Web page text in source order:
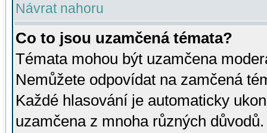
Návrat nahoru
Co to jsou uzamčená témata?
Témata mohou být uzamčena
Nemůžete odpovídat na zamčená
Každé hlasování je automaticky
uzamčena z mnoha různých důvodů.